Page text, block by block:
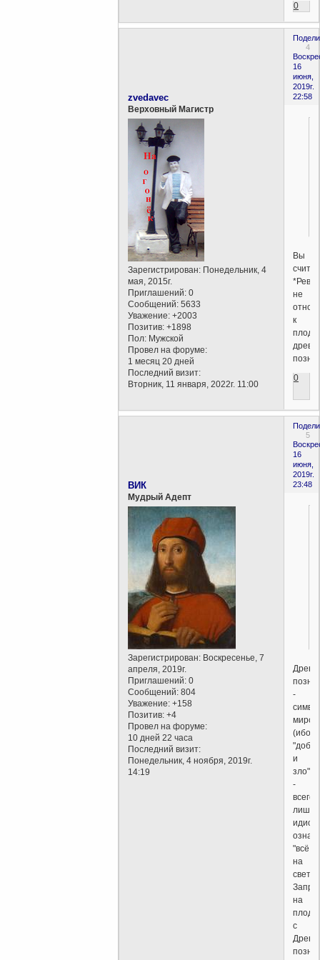
0
4
16
июня,
2019г.
22:58
zvedavec
Верховный Магистр
Зарегистрирован: Понедельник, 4
мая, 2015г.
Приглашений: 0
Сообщений: 5633
Уважение: +2003
Позитив: +1898
Пол: Мужской
Провел на форуме:
1 месяц 20 дней
Последний визит:
Вторник, 11 января, 2022г. 11:00
Вы
не
к
древа
0
5
16
июня,
2019г.
23:48
ВИК
Мудрый Адепт
Зарегистрирован: Воскресенье, 7
апреля, 2019г.
Приглашений: 0
Сообщений: 804
Уважение: +158
Позитив: +4
Провел на форуме:
10 дней 22 часа
Последний визит:
Понедельник, 4 ноября, 2019г.
14:19
Древо
-
(ибо
"добро
и
зло"
-
всего
лишь
"всё
на
на
плоды
с
Древа